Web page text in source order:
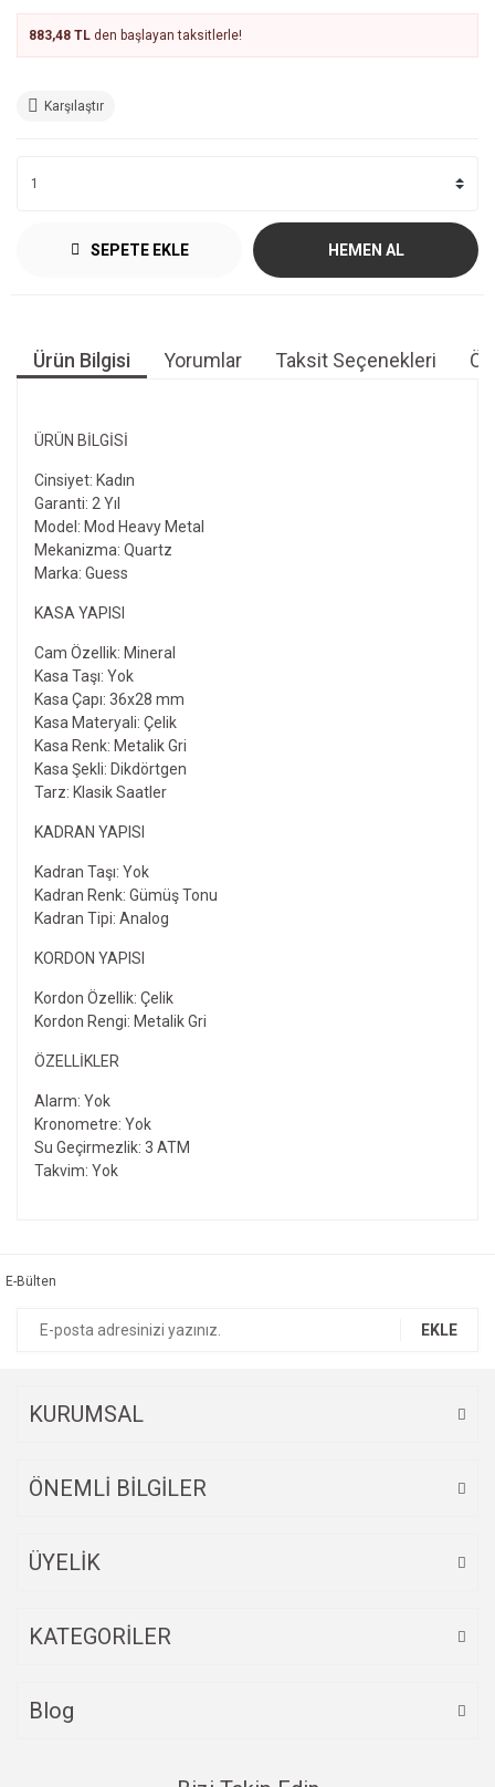
883,48 TL den başlayan taksitlerle!
Karşılaştır
SEPETE EKLE HEMEN AL
Ürün Bilgisi Yorumlar Taksit Seçenekleri
ÜRÜN BILGISI
Cinsiyet: Kadın
Garanti: 2 Yıl
Model: Mod Heavy Metal
Mekanizma: Quartz
Marka: Guess
KASA YAPISI
Cam Özellik: Mineral
Kasa Taşı: Yok
Kasa Çapı: 36x28 mm
Kasa Materyali: Çelik
Kasa Renk: Metalik Gri
Kasa Şekli: Dikdörtgen
Tarz: Klasik Saatler
KADRAN YAPISI
Kadran Taşı: Yok
Kadran Renk: Gümüş Tonu
Kadran Tipi: Analog
KORDON YAPISI
Kordon Özellik: Çelik
Kordon Rengi: Metalik Gri
ÖZELLIKLER
Alarm: Yok
Kronometre: Yok
Su Geçirmezlik: 3 ATM
Takvim: Yok
Ürün fiyatı diğer sitelerden daha pahalı.
E-Bülten
EKLE
KURUMSAL
ÖNEMLİ BİLGİLER
ÜYELİK
KATEGORİLER
Blog